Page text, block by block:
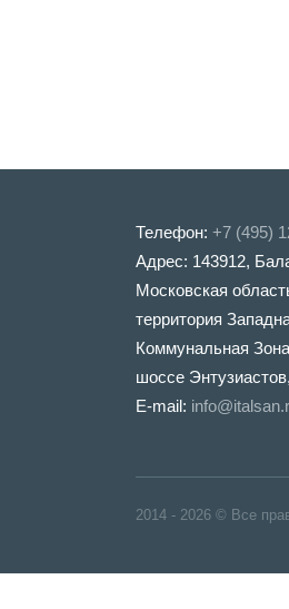
Телефон: +7 (495)
Адрес: 143912,
Московская
территория
Коммунальная Зона
шоссе
E-mail:
2014 - 2026 © Все